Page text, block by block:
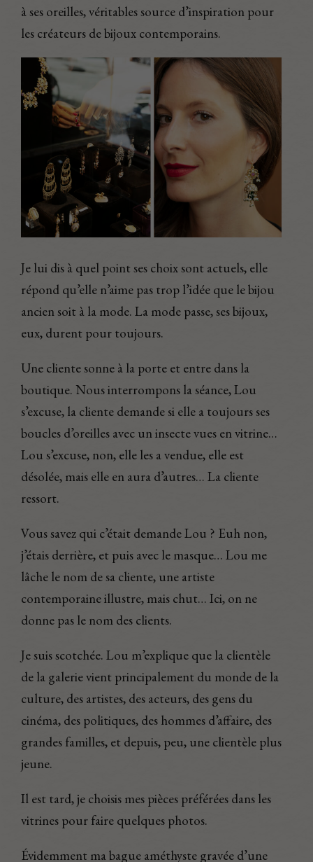
à ses oreilles, véritables source d’inspiration pour
les créateurs de bijoux contemporains.
Je lui dis à quel point ses choix sont actuels, elle
répond qu’elle n’aime pas trop l’idée que le bijou
ancien soit à la mode. La mode passe, ses bijoux,
eux, durent pour toujours.
Une cliente sonne à la porte et entre dans la
boutique. Nous interrompons la séance, Lou
s’excuse, la cliente demande si elle a toujours ses
boucles d’oreilles avec un insecte vues en vitrine…
Lou s’excuse, non, elle les a vendue, elle est
désolée, mais elle en aura d’autres… La cliente
ressort.
Vous savez qui c’était demande Lou ? Euh non,
j’étais derrière, et puis avec le masque… Lou me
lâche le nom de sa cliente, une artiste
contemporaine illustre, mais chut… Ici, on ne
donne pas le nom des clients.
Je suis scotchée. Lou m’explique que la clientèle
de la galerie vient principalement du monde de la
culture, des artistes, des acteurs, des gens du
cinéma, des politiques, des hommes d’affaire, des
grandes familles, et depuis, peu, une clientèle plus
jeune.
Il est tard, je choisis mes pièces préférées dans les
vitrines pour faire quelques photos.
Évidemment ma bague améthyste gravée d’une